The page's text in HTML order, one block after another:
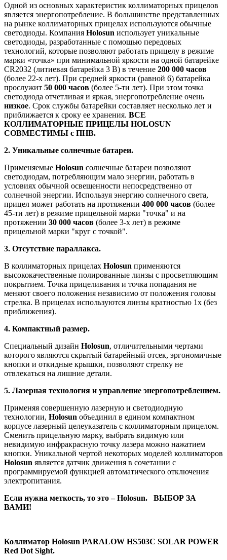
Одной из основных характеристик коллиматорных прицелов
является энергопотребление. В большинстве представленных
на рынке коллиматорных прицелах используются обычные
светодиоды. Компания Holosun использует уникальные
светодиоды, разработанные с помощью передовых
технологий, которые позволяют работать прицелу в режиме
марки «точка» при минимальной яркости на одной батарейке
CR2032 (литиевая батарейка 3 В) в течение 200 000 часов
(более 22-х лет). При средней яркости (равной 6) батарейка
прослужит 50 000 часов (более 5-ти лет). При этом точка
светодиода отчетливая и яркая, энергопотребление очень
низкое. Срок службы батарейки составляет несколько лет и
приближается к сроку ее хранения. ВСЕ
КОЛЛИМАТОРНЫЕ ПРИЦЕЛЫ HOLOSUN
СОВМЕСТИМЫ с ПНВ.
2. Уникальные солнечные батареи.
Применяемые Holosun солнечные батареи позволяют
светодиодам, потребляющим мало энергии, работать в
условиях обычной освещенности непосредственно от
солнечной энергии. Используя энергию солнечного света,
прицел может работать на протяжении 400 000 часов (более
45-ти лет) в режиме прицельной марки "точка" и на
протяжении 30 000 часов (более 3-х лет) в режиме
прицельной марки "круг с точкой".
3. Отсутствие параллакса.
В коллиматорных прицелах Holosun применяются
высококачественные полированные линзы с просветляющим
покрытием. Точка прицеливания и точка попадания не
меняют своего положения независимо от положения головы
стрелка. В прицелах используются линзы кратностью 1х (без
приближения).
4. Компактный размер.
Специальный дизайн Holosun, отличительными чертами
которого являются скрытый батарейный отсек, эргономичные
кнопки и откидные крышки, позволяют стрелку не
отвлекаться на лишние детали.
5. Лазерная технология и управление энергопотреблением.
Применяя совершенную лазерную и светодиодную
технологии, Holosun объединил в едином компактном
корпусе лазерный целеуказатель с коллиматорным прицелом.
Сменить прицельную марку, выбрать видимую или
невидимую инфракрасную точку лазера можно нажатием
кнопки. Уникальной чертой некоторых моделей коллиматоров
Holosun является датчик движения в сочетании с
программируемой функцией автоматического отключения
электропитания.
Если нужна меткость, то это –Holosun. ВЫБОР ЗА
ВАМИ!
Коллиматор Holosun PARALOW HS503С SOLAR POWER
Red Dot Sight.